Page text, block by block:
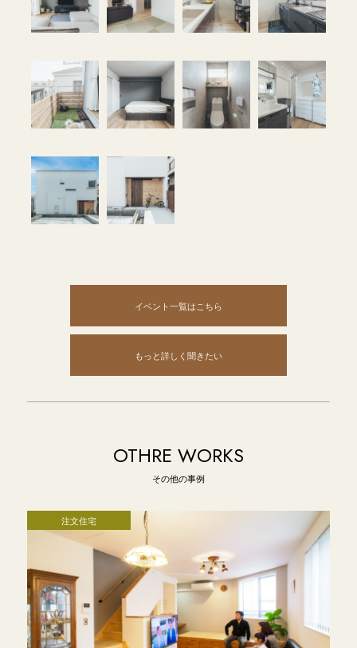
イベント一覧はこちら
もっと詳しく聞きたい
OTHRE WORKS
その他の事例
注文住宅